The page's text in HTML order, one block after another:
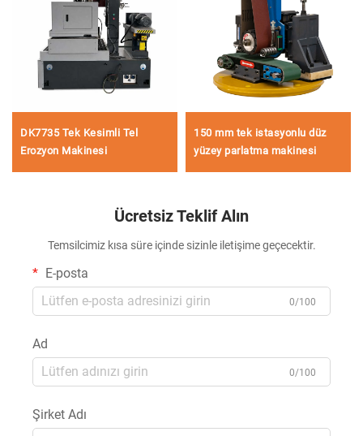
DK7735 Tek Kesimli Tel
Erozyon Makinesi
150 mm tek istasyonlu düz
yüzey parlatma makinesi
Ücretsiz Teklif Alın
Temsilcimiz kısa süre içinde sizinle iletişime geçecektir.
E-posta
0/100
Ad
0/100
Şirket Adı